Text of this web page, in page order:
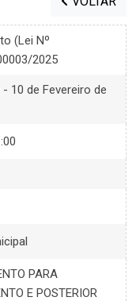
(Lei Nº
2025
10 de Fevereiro de
PARA
E POSTERIOR